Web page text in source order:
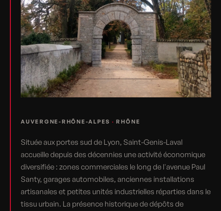
AUVERGNE-RHÔNE-ALPES ·RHÔNE
Située aux portes sud de Lyon, Saint-Genis-Laval
accueille depuis des décennies une activité économique
diversifiée : zones commerciales le long de l'avenue Paul
Santy, garages automobiles, anciennes installations
artisanales et petites unités industrielles réparties dans le
tissu urbain. La présence historique de dépôts de